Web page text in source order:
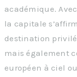
académique.
la capitale
destination
mais également
européen à ciel